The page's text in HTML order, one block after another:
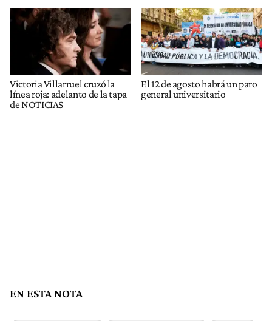
Victoria Villarruel cruzó la
línea roja: adelanto de la tapa
de NOTICIAS
El 12 de agosto habrá un paro
general universitario
EN ESTA NOTA